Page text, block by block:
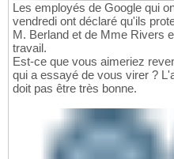
Les employés de Google qui
vendredi ont déclaré qu'ils
M. Berland et de Mme Rivers
travail.
Est-ce que vous aimeriez
qui a essayé de vous virer ?
doit pas être très bonne.